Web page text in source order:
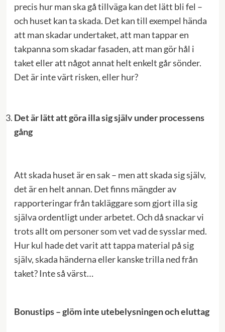
precis hur man ska gå tillväga kan det lätt bli fel –
och huset kan ta skada. Det kan till exempel hända
att man skadar undertaket, att man tappar en
takpanna som skadar fasaden, att man gör hål i
taket eller att något annat helt enkelt går sönder.
Det är inte värt risken, eller hur?
Det är lätt att göra illa sig själv under processens
gång
Att skada huset är en sak – men att skada sig själv,
det är en helt annan. Det finns mängder av
rapporteringar från takläggare som gjort illa sig
själva ordentligt under arbetet. Och då snackar vi
trots allt om personer som vet vad de sysslar med.
Hur kul hade det varit att tappa material på sig
själv, skada händerna eller kanske trilla ned från
taket? Inte så värst…
Bonustips – glöm inte utebelysningen och eluttag